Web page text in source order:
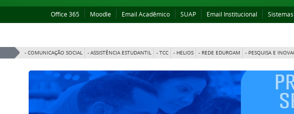
Office 365 Moodle Email Acadêmico SUAP Email Institucional
- COMUNICAÇÃO SOCIAL - ASSISTÊNCIA ESTUDANTIL - TCC - HELIOS - REDE EDUROAM - PESQUISA E